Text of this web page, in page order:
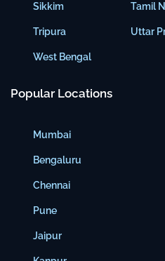
Sikkim
Tripura
West Bengal
Tamil
Uttar
Popular Locations
Mumbai
Bengaluru
Chennai
Pune
Jaipur